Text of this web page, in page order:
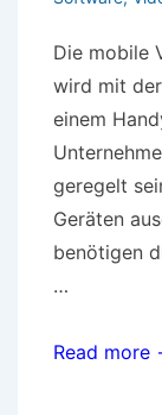
Die mobile
wird mit
einem
geregelt
Geräten
benötigen
…
Mobiles
Read more